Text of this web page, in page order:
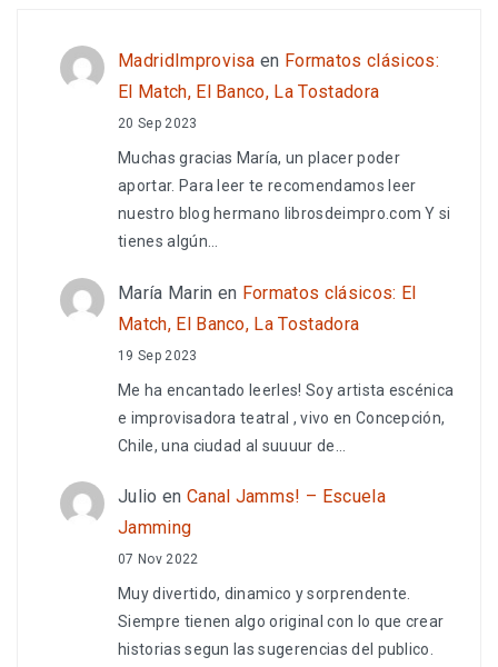
MadridImprovisa en Formatos clásicos:
El Match, El Banco, La Tostadora
20 Sep 2023
Muchas gracias María, un placer poder
aportar. Para leer te recomendamos leer
nuestro blog hermano librosdeimpro.com Y si
tienes algún…
María Marin en Formatos clásicos: El
Match, El Banco, La Tostadora
19 Sep 2023
Me ha encantado leerles! Soy artista escénica
e improvisadora teatral , vivo en Concepción,
Chile, una ciudad al suuuur de…
Julio en Canal Jamms! – Escuela
Jamming
07 Nov 2022
Muy divertido, dinamico y sorprendente.
Siempre tienen algo original con lo que crear
historias segun las sugerencias del publico.